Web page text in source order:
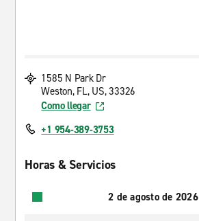
1585 N Park Dr
Weston, FL, US, 33326
Como llegar
+1 954-389-3753
Horas & Servicios
2 de agosto de 2026